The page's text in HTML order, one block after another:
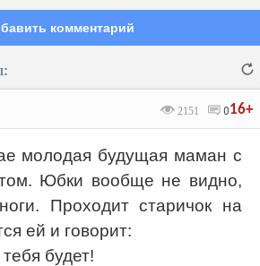
комментарий
Отправить
16+
2151 0
молодая будущая маман с
Юбки вообще не видно,
Проходит старичок на
ей и говорит:
будет!